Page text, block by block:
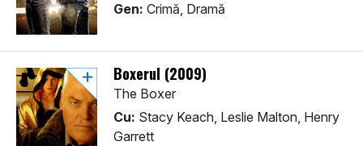
Gen: Crimă, Dramă
Boxerul (2009)
The Boxer
Cu: Stacy Keach, Leslie Malton, Henry
Garrett